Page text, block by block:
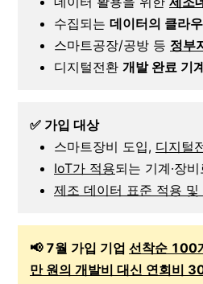
수집되는 데이터의 클라
스마트공장/공방 등 정부
디지털전환 개발 완료 기
✅ 가입 대상
스마트장비 도입, 디지털
IoT가 적용되는 기계·장
제조 데이터 표준 적용 및
📢 7월 가입 기업 선착순 100
만 원의 개발비 대신 연회비